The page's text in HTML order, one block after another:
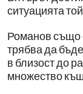
ситуацията
Романов също
трябва да
в близост до
множество